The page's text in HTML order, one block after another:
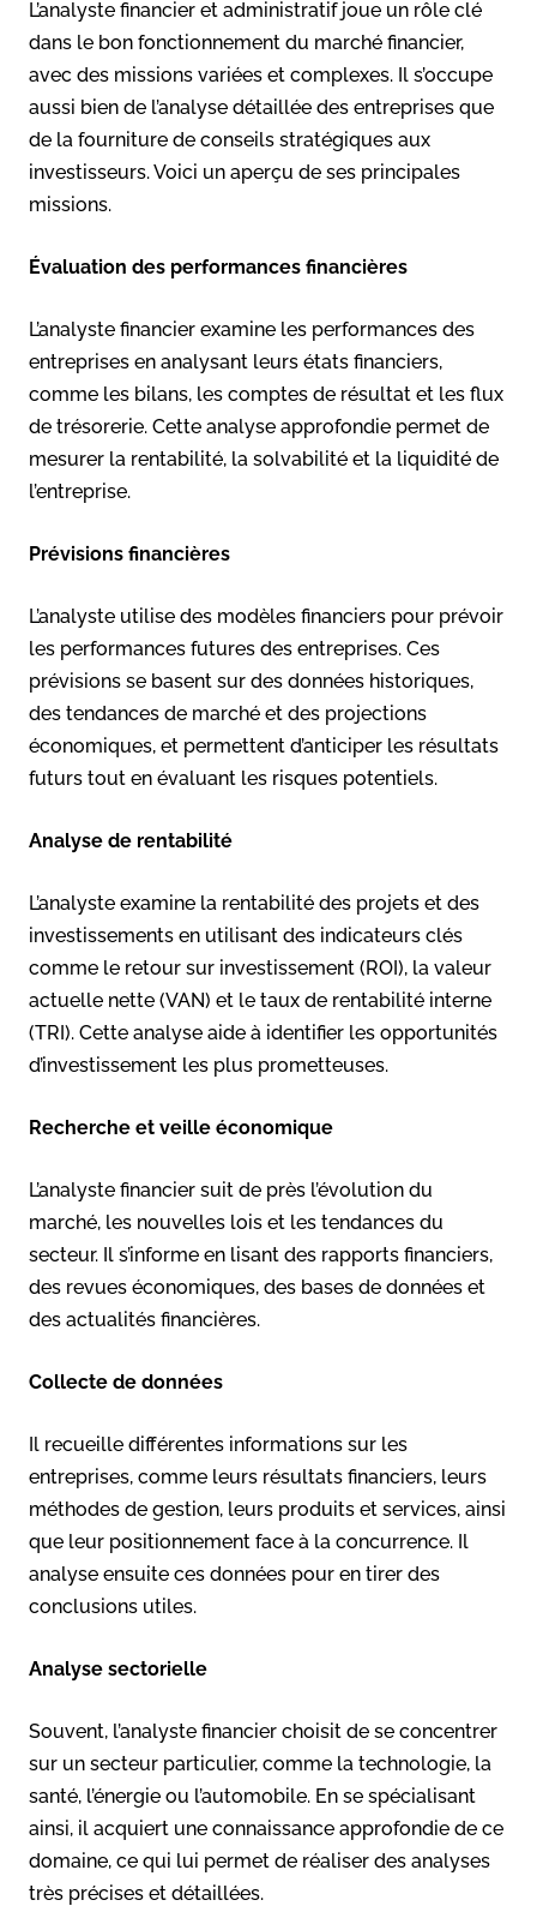
L’analyste financier et administratif joue un rôle clé
dans le bon fonctionnement du marché financier,
avec des missions variées et complexes. Il s’occupe
aussi bien de l’analyse détaillée des entreprises que
de la fourniture de conseils stratégiques aux
investisseurs. Voici un aperçu de ses principales
missions.
Évaluation des performances financières
L’analyste financier examine les performances des
entreprises en analysant leurs états financiers,
comme les bilans, les comptes de résultat et les flux
de trésorerie. Cette analyse approfondie permet de
mesurer la rentabilité, la solvabilité et la liquidité de
l’entreprise.
Prévisions financières
L’analyste utilise des modèles financiers pour prévoir
les performances futures des entreprises. Ces
prévisions se basent sur des données historiques,
des tendances de marché et des projections
économiques, et permettent d’anticiper les résultats
futurs tout en évaluant les risques potentiels.
Analyse de rentabilité
L’analyste examine la rentabilité des projets et des
investissements en utilisant des indicateurs clés
comme le retour sur investissement (ROI), la valeur
actuelle nette (VAN) et le taux de rentabilité interne
(TRI). Cette analyse aide à identifier les opportunités
d’investissement les plus prometteuses.
Recherche et veille économique
L’analyste financier suit de près l’évolution du
marché, les nouvelles lois et les tendances du
secteur. Il s’informe en lisant des rapports financiers,
des revues économiques, des bases de données et
des actualités financières.
Collecte de données
Il recueille différentes informations sur les
entreprises, comme leurs résultats financiers, leurs
méthodes de gestion, leurs produits et services, ainsi
que leur positionnement face à la concurrence. Il
analyse ensuite ces données pour en tirer des
conclusions utiles.
Analyse sectorielle
Souvent, l’analyste financier choisit de se concentrer
sur un secteur particulier, comme la technologie, la
santé, l’énergie ou l’automobile. En se spécialisant
ainsi, il acquiert une connaissance approfondie de ce
domaine, ce qui lui permet de réaliser des analyses
très précises et détaillées.